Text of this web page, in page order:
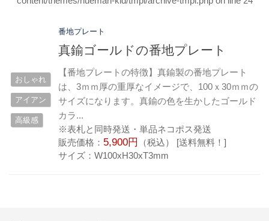
おしゃれ
アイアン
高級感
番地プレート
真鍮ゴールドの番地プレート
【番地プレートの特徴】真鍮製の番地プレート
は、3ｍｍ厚の重厚なイメージで、100ｘ30ｍｍの
サイズになります。真鍮の色を生かしたゴールド
カラ...
※表札と同時発送・単品ネコポス発送
販売価格： 5,900円
（税込） [送料無料！]
サイズ：W100xH30xT3mm